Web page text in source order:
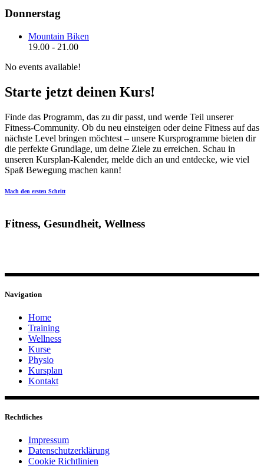
Donnerstag
Mountain Biken
19.00 - 21.00
No events available!
Starte jetzt deinen Kurs!
Finde das Programm, das zu dir passt, und werde Teil unserer
Fitness-Community. Ob du neu einsteigen oder deine Fitness auf das
nächste Level bringen möchtest – unsere Kursprogramme bieten dir
die perfekte Grundlage, um deine Ziele zu erreichen. Schau in
unseren Kursplan-Kalender, melde dich an und entdecke, wie viel
Spaß Bewegung machen kann!
Mach den ersten Schritt
Fitness, Gesundheit, Wellness
Navigation
Home
Training
Wellness
Kurse
Physio
Kursplan
Kontakt
Rechtliches
Impressum
Datenschutzerklärung
Cookie Richtlinien